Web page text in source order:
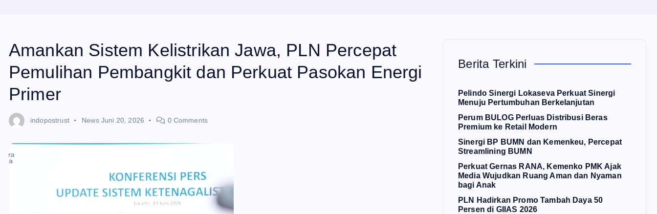
Amankan Sistem Kelistrikan Jawa, PLN Percepat
Pemulihan Pembangkit dan Perkuat Pasokan Energi
Primer
indopostrust News Juni 20, 2026 0 Comments
Berita Terkini
Pelindo Sinergi Lokaseva Perkuat Sinergi
Menuju Pertumbuhan Berkelanjutan
Perum BULOG Perluas Distribusi Beras
Premium ke Retail Modern
Sinergi BP BUMN dan Kemenkeu, Percepat
Streamlining BUMN
Perkuat Gernas RANA, Kemenko PMK Ajak
Media Wujudkan Ruang Aman dan Nyaman
bagi Anak
PLN Hadirkan Promo Tambah Daya 50
Persen di GIIAS 2026